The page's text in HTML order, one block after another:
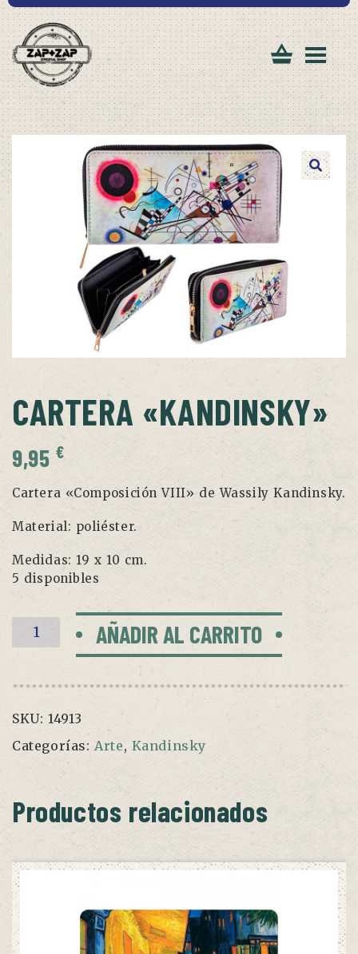
CARTERA «KANDINSKY»
9,95 €
Cartera «Composición VIII» de Wassily Kandinsky.
Material: poliéster.
Medidas: 19 x 10 cm.
5 disponibles
Cartera
"Kandinsky"
AÑADIR AL CARRITO
SKU: 14913
Categorías: Arte, Kandinsky
Productos relacionados